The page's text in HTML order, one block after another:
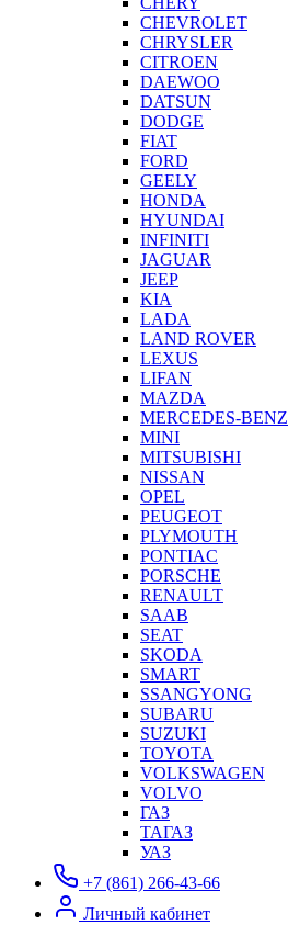
CHEVROLET
CHRYSLER
CITROEN
DAEWOO
DATSUN
DODGE
FIAT
FORD
GEELY
HONDA
HYUNDAI
INFINITI
JAGUAR
JEEP
KIA
LADA
LAND ROVER
LEXUS
LIFAN
MAZDA
MERCEDES-BENZ
MINI
MITSUBISHI
NISSAN
OPEL
PEUGEOT
PLYMOUTH
PONTIAC
PORSCHE
RENAULT
SAAB
SEAT
SKODA
SMART
SSANGYONG
SUBARU
SUZUKI
TOYOTA
VOLKSWAGEN
VOLVO
ГАЗ
ТАГАЗ
УАЗ
+7 (861) 266-43-66
Личный кабинет